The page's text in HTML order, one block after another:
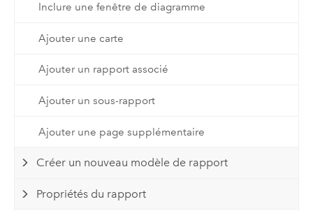
Inclure une fenêtre de diagramme
Ajouter une carte
Ajouter un rapport associé
Ajouter un sous-rapport
Ajouter une page supplémentaire
Créer un nouveau modèle de rapport
Propriétés du rapport